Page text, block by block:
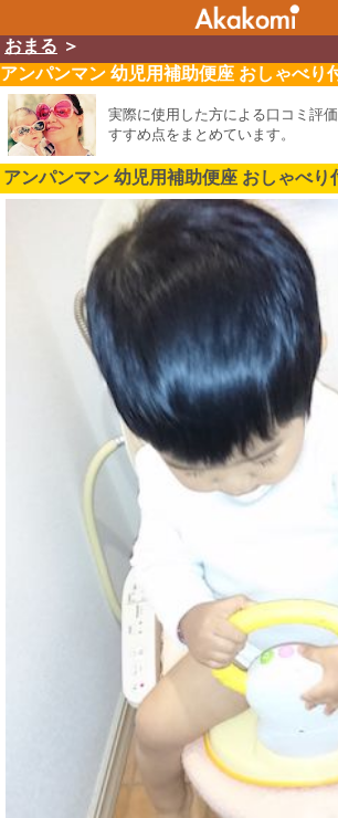
おまる ＞
アンパンマン 幼児用補助便座 おしゃべり
実際に使用した方による口コミ評
すすめ点をまとめています。
アンパンマン 幼児用補助便座 おしゃべり